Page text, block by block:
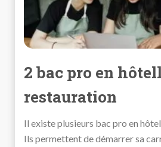
2 bac pro en
restauration
Il existe plusieurs bac pro en
Ils permettent de démarrer sa